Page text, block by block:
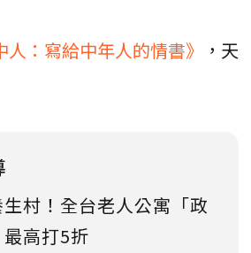
人：寫給中年人的情書》
，天
村！全台老人公寓「政
高打5折